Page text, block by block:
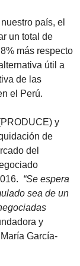
país, el
un total de
más respecto
útil a
de las
el Perú.
y
de
del
“Se espera
sea de un
y
García-